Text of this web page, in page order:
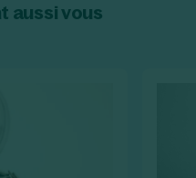
aussi vous